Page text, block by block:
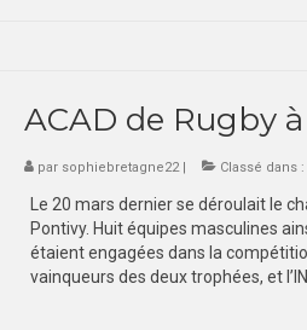
ACAD de Rugby
par sophiebretagne22| Classé dans :
Le 20 mars dernier se déroulait le
Pontivy. Huit équipes masculines
étaient engagées dans la
vainqueurs des deux trophées, et